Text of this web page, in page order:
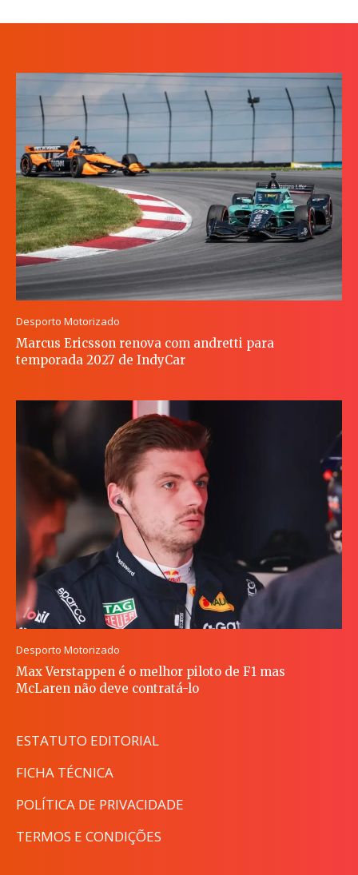
Desporto Motorizado
Marcus Ericsson renova com andretti para
temporada 2027 de IndyCar
Desporto Motorizado
Max Verstappen é o melhor piloto de F1 mas
McLaren não deve contratá-lo
ESTATUTO EDITORIAL
FICHA TÉCNICA
POLÍTICA DE PRIVACIDADE
TERMOS E CONDIÇÕES